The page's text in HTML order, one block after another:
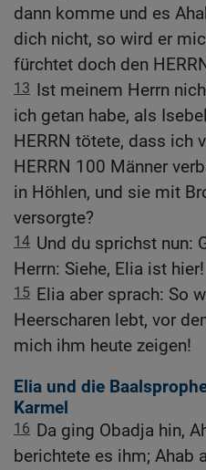
dann komme und es
dich nicht, so wird er
fürchtet doch den
13 Ist meinem Herrn
ich getan habe, als
HERRN tötete, dass ich
HERRN 100 Männer
in Höhlen, und sie mit
versorgte?
14 Und du sprichst nun:
Herrn: Siehe, Elia ist
15 Elia aber sprach: So
Heerscharen lebt, vor
mich ihm heute zeigen!
Elia und die
Karmel
16 Da ging Obadja hin,
berichtete es ihm; Ahab